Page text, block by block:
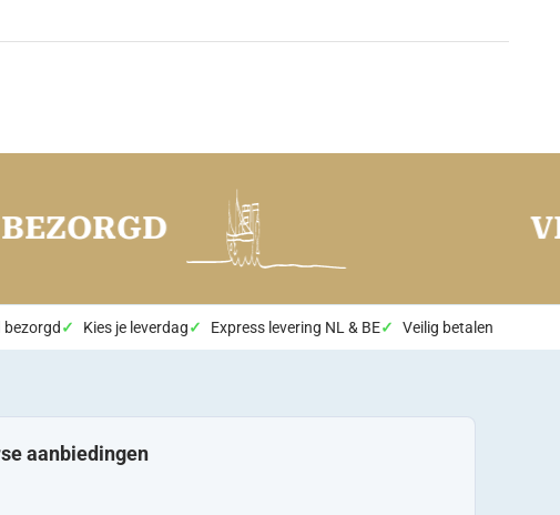
bezorgd Kies je leverdag Express levering NL & BE Veilig betalen
aanbiedingen